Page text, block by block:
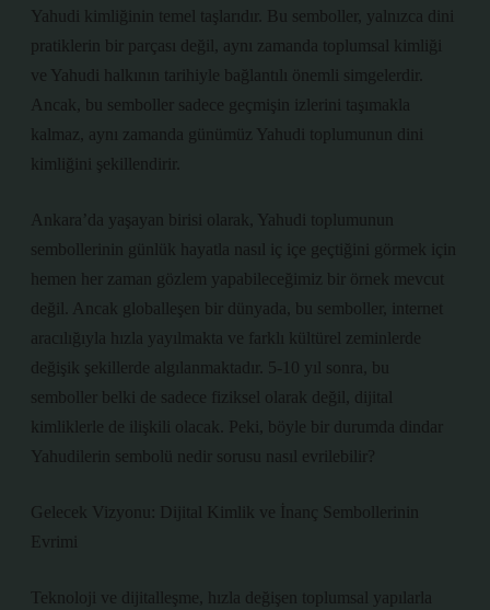
Yahudi kimliğinin temel taşlarıdır. Bu semboller, yalnızca dini
pratiklerin bir parçası değil, aynı zamanda toplumsal kimliği
ve Yahudi halkının tarihiyle bağlantılı önemli simgelerdir.
Ancak, bu semboller sadece geçmişin izlerini taşımakla
kalmaz, aynı zamanda günümüz Yahudi toplumunun dini
kimliğini şekillendirir.
Ankara’da yaşayan birisi olarak, Yahudi toplumunun
sembollerinin günlük hayatla nasıl iç içe geçtiğini görmek için
hemen her zaman gözlem yapabileceğimiz bir örnek mevcut
değil. Ancak globalleşen bir dünyada, bu semboller, internet
aracılığıyla hızla yayılmakta ve farklı kültürel zeminlerde
değişik şekillerde algılanmaktadır. 5-10 yıl sonra, bu
semboller belki de sadece fiziksel olarak değil, dijital
kimliklerle de ilişkili olacak. Peki, böyle bir durumda dindar
Yahudilerin sembolü nedir sorusu nasıl evrilebilir?
Gelecek Vizyonu: Dijital Kimlik ve İnanç Sembollerinin
Evrimi
Teknoloji ve dijitalleşme, hızla değişen toplumsal yapılarla